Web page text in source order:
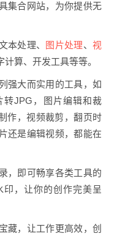
集合网站，为你提供无
本处理、 图片处理、视
算、开发工具等等。
强大而实用的工具，如
转JPG，图片编辑和裁
作，视频裁剪，翻页时
还是编辑视频，都能在
，即可畅享各类工具的
，让你的创作完美呈
藏，让工作更高效，创